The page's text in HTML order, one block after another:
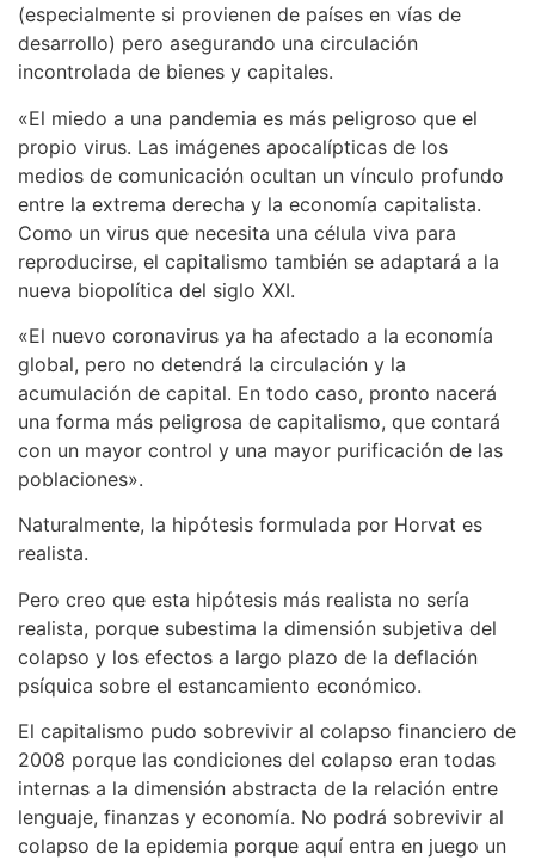
(especialmente si provienen de países en vías de
desarrollo) pero asegurando una circulación
incontrolada de bienes y capitales.
«El miedo a una pandemia es más peligroso que el
propio virus. Las imágenes apocalípticas de los
medios de comunicación ocultan un vínculo profundo
entre la extrema derecha y la economía capitalista.
Como un virus que necesita una célula viva para
reproducirse, el capitalismo también se adaptará a la
nueva biopolítica del siglo XXI.
«El nuevo coronavirus ya ha afectado a la economía
global, pero no detendrá la circulación y la
acumulación de capital. En todo caso, pronto nacerá
una forma más peligrosa de capitalismo, que contará
con un mayor control y una mayor purificación de las
poblaciones».
Naturalmente, la hipótesis formulada por Horvat es
realista.
Pero creo que esta hipótesis más realista no sería
realista, porque subestima la dimensión subjetiva del
colapso y los efectos a largo plazo de la deflación
psíquica sobre el estancamiento económico.
El capitalismo pudo sobrevivir al colapso financiero de
2008 porque las condiciones del colapso eran todas
internas a la dimensión abstracta de la relación entre
lenguaje, finanzas y economía. No podrá sobrevivir al
colapso de la epidemia porque aquí entra en juego un